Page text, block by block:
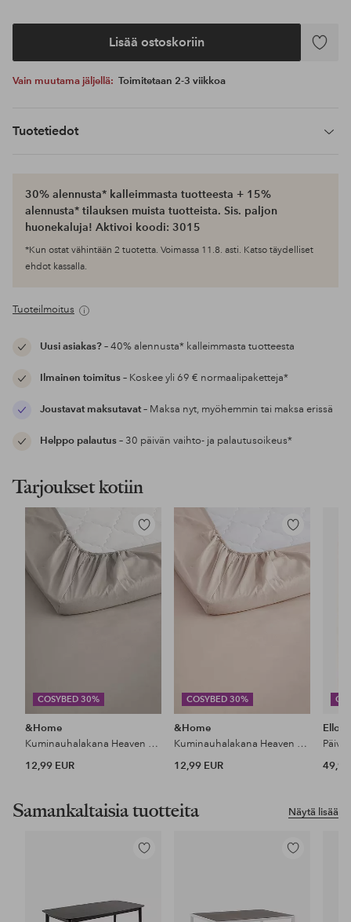
Lisää ostoskoriin
Lisää
Vain muutama jäljellä: Toimitetaan 2-3 viikkoa
Tuotetiedot
30% alennusta* kalleimmasta tuotteesta + 15%
alennusta* tilauksen muista tuotteista. Sis. paljon
huonekaluja! Aktivoi koodi: 3015
*Kun ostat vähintään 2 tuotetta. Voimassa 11.8. asti. Katso täydelliset
ehdot kassalla.
Tuoteilmoitus
Uusi asiakas?– 40% alennusta* kalleimmasta tuotteesta
Ilmainen toimitus– Koskee yli 69 € normaalipaketteja*
Joustavat maksutavat– Maksa nyt, myöhemmin tai maksa erissä
Helppo palautus– 30 päivän vaihto- ja palautusoikeus*
Tarjoukset kotiin
COSYBED 30%
Lisää
suosikkeihin
&Home
Kuminauhalakana Heaven puuvillaa
12,99 EUR
COSYBED 30%
Lisää
suosikkeihin
&Home
Kuminauhalakana Heaven puuvillaa
12,99 EUR
Ellos
49,99
Näytä lisää
Samankaltaisia tuotteita
Lisää
Lisää